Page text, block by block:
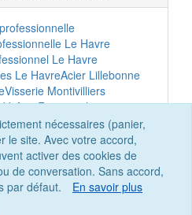
nécessaires (panier,
le site. Avec votre accord,
activer des cookies de
de conversation. Sans accord,
par défaut.
En savoir plus
Le Havre
Le Havre
Le HavreAcier Lillebonne
Visserie Montivilliers
Fixation chantier
Outillage maintenance
Tôles et bardage
Clôtures Le Havre